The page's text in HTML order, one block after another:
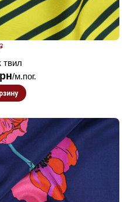
/м.пог.